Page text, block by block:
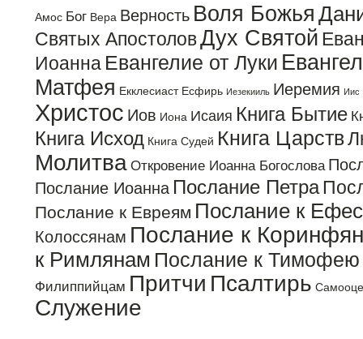
Амос Бог Вера Верность Воля Божья
Святых АпостоловДух Святой
Иоанна Евангелие от Луки
Матфея Екклесиаст Есфирь Иезекииль Иеремия Иис
Христос Иов Иона Исаия Книга Бытие
Книга Исход Книга Судей Книга Царств
Молитва Откровение Иоанна Богослова
Послание Иоанна Послание Петра
Послание к Евреям Послание к
Колоссянам Послание к
к Римлянам Послание к Тимофею
Филиппийцам Притчи Псалтирь
Служение